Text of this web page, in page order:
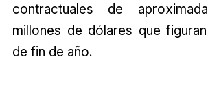
contractuales de
millones de dólares que
de fin de año.